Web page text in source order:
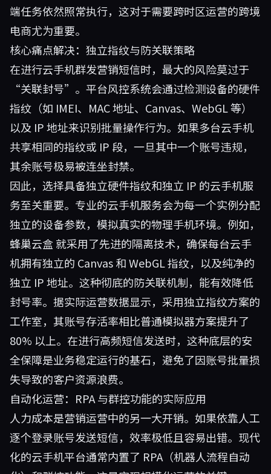
端任务依然照常执行，这对于需要跨时区运营的跨境
电商尤为重要。
核心痛点解决：独立指纹与防关联策略
在进行云手机群发营销短信时，最大的风险莫过于
“关联封号”。平台风控系统会通过检测设备的硬件
指纹（如 IMEI、MAC 地址、Canvas、WebGL 等）
以及 IP 地址来识别批量操作行为。如果多台云手机
共享相同的指纹或 IP 段，一旦其中一个账号违规，
其余账号极易被连坐封禁。
因此，选择具备独立硬件指纹和独立 IP 的云手机服
务至关重要。专业的云手机服务会为每一个实例分配
独立的设备参数，模拟真实的物理手机环境。例如，
蜂巢云盒就采用了先进的隔离技术，确保每台云手
机拥有独立的 Canvas 和 WebGL 指纹，以及纯净的
独立 IP 地址。这种彻底的防关联机制，能有效降低
封号率。据实际运营数据显示，采用独立指纹方案的
工作室，其账号存活率相比普通模拟器方案提升了
80% 以上。在进行高频短信发送时，这种底层的安
全保障是业务稳定运行的基石，避免了因账号批量损
失导致的客户资源浪费。
自动化运营：RPA 与群控功能的实际应用
人力成本是营销运营中的另一大开销。如果依靠人工
逐个登录账号发送短信，效率极低且容易出错。现代
化的云手机平台通常内置了 RPA（机器人流程自动